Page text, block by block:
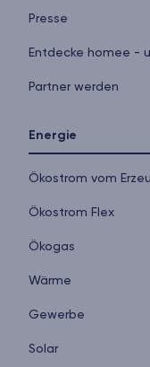
Presse
Entdecke homee -
Partner werden
Energie
Ökostrom vom
Ökostrom Flex
Ökogas
Wärme
Gewerbe
Solar